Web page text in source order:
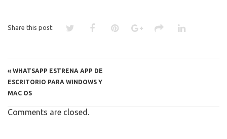
Share this post:
« WHATSAPP ESTRENA APP DE
ESCRITORIO PARA WINDOWS Y
MAC OS
Comments are closed.